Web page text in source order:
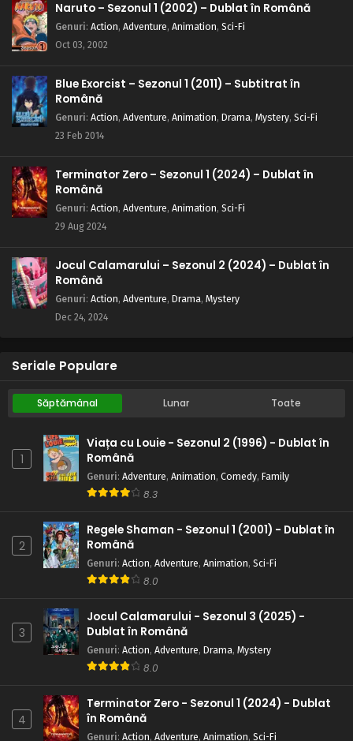
Naruto – Sezonul 1 (2002) – Dublat în Română
Genuri: Action, Adventure, Animation, Sci-Fi
Oct 03, 2002
Blue Exorcist – Sezonul 1 (2011) – Subtitrat în
Română
Genuri: Action, Adventure, Animation, Drama, Mystery, Sci-Fi
23 Feb 2014
Terminator Zero – Sezonul 1 (2024) – Dublat în
Română
Genuri: Action, Adventure, Animation, Sci-Fi
29 Aug 2024
Jocul Calamarului – Sezonul 2 (2024) – Dublat în
Română
Genuri: Action, Adventure, Drama, Mystery
Dec 24, 2024
Seriale Populare
Săptămânal Lunar Toate
1
Viața cu Louie - Sezonul 2 (1996) - Dublat în
Română
Genuri: Adventure, Animation, Comedy, Family
8.3
2
Regele Shaman - Sezonul 1 (2001) - Dublat în
Română
Genuri: Action, Adventure, Animation, Sci-Fi
8.0
3
Jocul Calamarului - Sezonul 3 (2025) -
Dublat în Română
Genuri: Action, Adventure, Drama, Mystery
8.0
4
Terminator Zero - Sezonul 1 (2024) - Dublat
în Română
Genuri: Action, Adventure, Animation, Sci-Fi